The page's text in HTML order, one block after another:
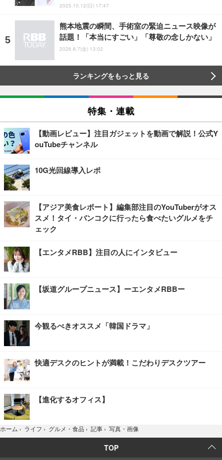
2025.10.12(日) 17:47
熊本地震の瞬間、手術室の緊迫ニュース映像が
話題！「本当にすごい」「尊敬の念しかない」
2026.8.7(金) 13:02
ランキングをもっと見る
特集・連載
【動画レビュー】注目ガジェットを動画で解説！公式Y
ouTubeチャンネル
10G光回線導入レポ
【アジア美食レポート】編集部注目のYouTuberがオス
スメ！タイ・バンコクに行ったら食べたいグルメをチ
ェック
【エンタメRBB】注目の人にインタビュー
【坂道グループニュース】ーエンタメRBBー
今観るべきオススメ「韓国ドラマ」
快適デスクのヒントが満載！こだわりデスクツアー
【進化するオフィス】
ホーム › ライフ › グルメ・食品 › 記事 › 写真・画像
TOP